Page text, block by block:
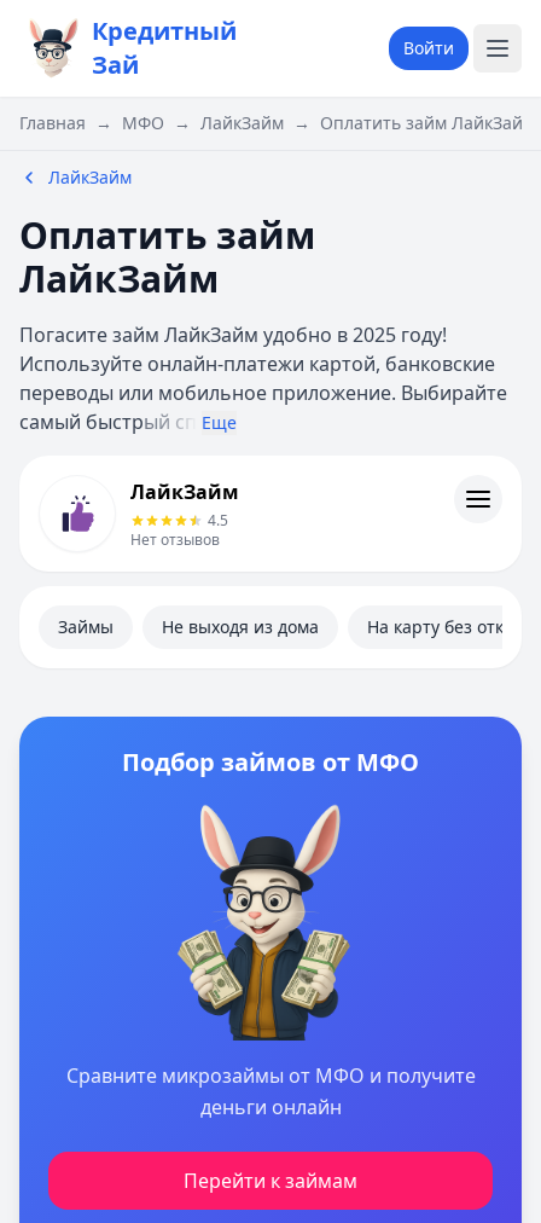
Кредитный
Зай
Войти
Главная → МФО → ЛайкЗайм → Оплатить займ ЛайкЗайм
ЛайкЗайм
Оплатить займ
ЛайкЗайм
Погасите займ ЛайкЗайм удобно в 2025 году!
Используйте онлайн-платежи картой, банковские
переводы или мобильное приложение. Выбирайте
самый быстрый сп Еще
ИнформацияЛайкЗайм
4.5
Нет отзывов
Займы Не выходя из дома На карту без отказа
Подбор займов от МФО
Сравните микрозаймы от МФО и получите
деньги онлайн
Перейти к займам